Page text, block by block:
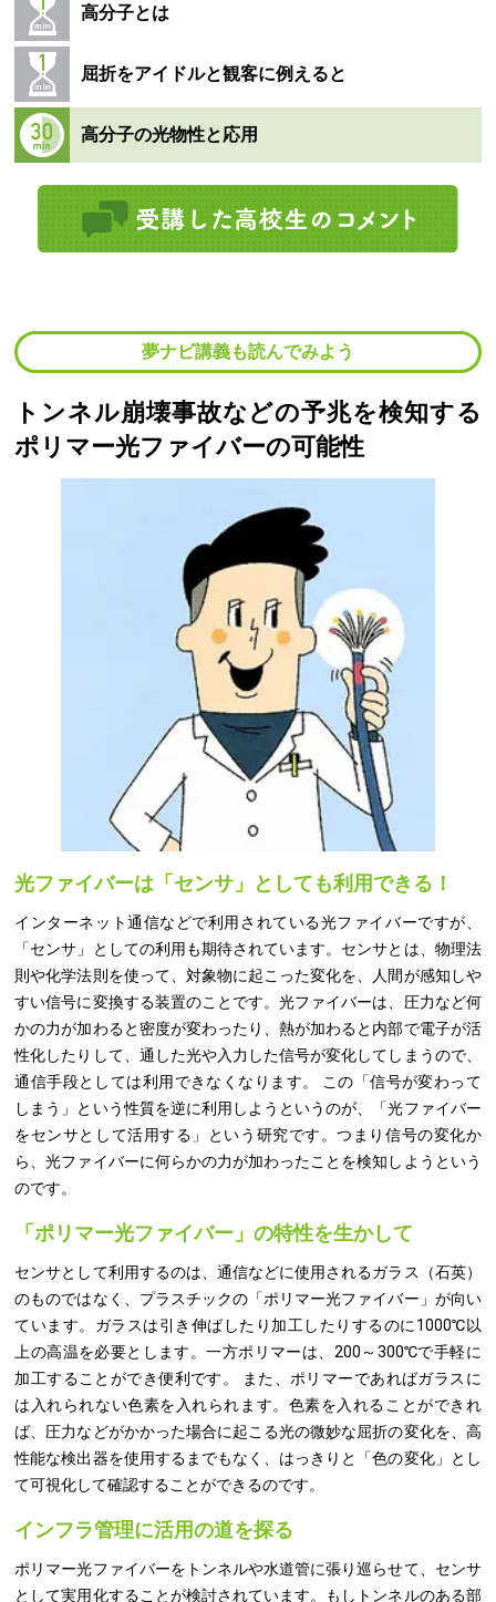
高分子とは
屈折をアイドルと観客に例えると
高分子の光物性と応用
夢ナビ講義も読んでみよう
トンネル崩壊事故などの予兆を検知する
ポリマー光ファイバーの可能性
光ファイバーは「センサ」としても利用できる！
インターネット通信などで利用されている光ファイバーですが、
「センサ」としての利用も期待されています。センサとは、物理法
則や化学法則を使って、対象物に起こった変化を、人間が感知しや
すい信号に変換する装置のことです。光ファイバーは、圧力など何
かの力が加わると密度が変わったり、熱が加わると内部で電子が活
性化したりして、通した光や入力した信号が変化してしまうので、
通信手段としては利用できなくなります。 この「信号が変わって
しまう」という性質を逆に利用しようというのが、「光ファイバー
をセンサとして活用する」という研究です。つまり信号の変化か
ら、光ファイバーに何らかの力が加わったことを検知しようという
のです。
「ポリマー光ファイバー」の特性を生かして
センサとして利用するのは、通信などに使用されるガラス（石英）
のものではなく、プラスチックの「ポリマー光ファイバー」が向い
ています。ガラスは引き伸ばしたり加工したりするのに1000℃以
上の高温を必要とします。一方ポリマーは、200～300℃で手軽に
加工することができ便利です。 また、ポリマーであればガラスに
は入れられない色素を入れられます。色素を入れることができれ
ば、圧力などがかかった場合に起こる光の微妙な屈折の変化を、高
性能な検出器を使用するまでもなく、はっきりと「色の変化」とし
て可視化して確認することができるのです。
インフラ管理に活用の道を探る
ポリマー光ファイバーをトンネルや水道管に張り巡らせて、センサ
として実用化することが検討されています。もしトンネルのある部